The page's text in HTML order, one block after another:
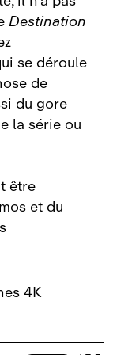
Destination
se déroule
de
du gore
la série ou
être
et du
4K